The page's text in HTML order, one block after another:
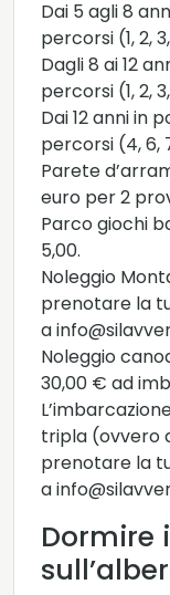
Dai 5 agli 8
percorsi
Dagli 8 ai 12
percorsi (1,
Dai 12 anni in
percorsi (4, 6,
Parete
euro per 2
Parco giochi
5,00.
Noleggio
prenotare la
a
Noleggio
30,00 € ad
tripla (ovvero
prenotare la
a
Dormire